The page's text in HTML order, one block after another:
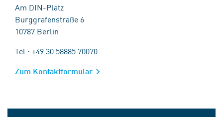
Am DIN-Platz
Burggrafenstraße 6
10787 Berlin
Tel.: +49 30 58885 70070
Zum Kontaktformular